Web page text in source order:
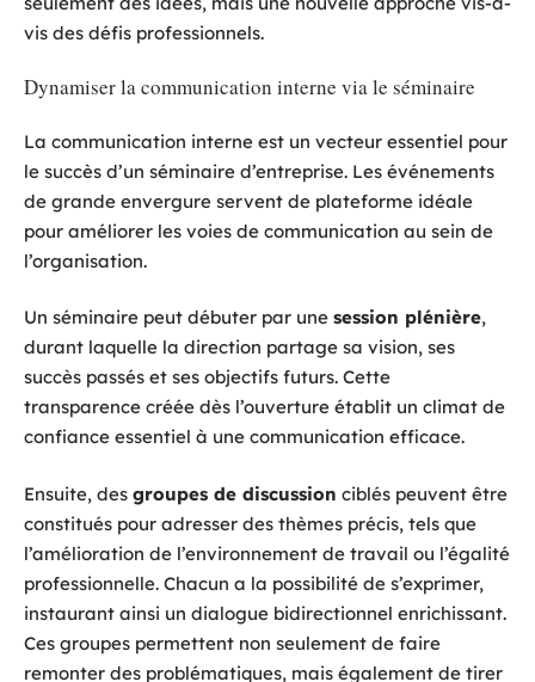
vis des défis professionnels.
Dynamiser la communication interne via le séminaire
La communication interne est un vecteur essentiel pour
le succès d’un séminaire d’entreprise. Les événements
de grande envergure servent de plateforme idéale
pour améliorer les voies de communication au sein de
l’organisation.
Un séminaire peut débuter par une session plénière,
durant laquelle la direction partage sa vision, ses
succès passés et ses objectifs futurs. Cette
transparence créée dès l’ouverture établit un climat de
confiance essentiel à une communication efficace.
Ensuite, des groupes de discussion ciblés peuvent être
constitués pour adresser des thèmes précis, tels que
l’amélioration de l’environnement de travail ou l’égalité
professionnelle. Chacun a la possibilité de s’exprimer,
instaurant ainsi un dialogue bidirectionnel enrichissant.
Ces groupes permettent non seulement de faire
remonter des problématiques, mais également de tirer